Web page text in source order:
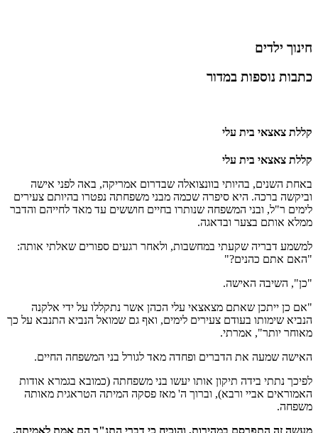
חינוך ילדים
כתבות נוספות במדור
קללת צאצאי בית עלי
קללת צאצאי בית עלי
באחת השנים, בהיותי בוונצואלה שבדרום אמריקה, באה לפני אישה
וביקשה ברכה. היא סיפרה שכמה מבני משפחתה נפטרו בהיותם צעירים
לימים ר"ל, ובני המשפחה שנותרו בחיים חוששים עד מאד לחייהם והדבר
ממלא אותם בצער ובדאגה.
למשמע דבריה שקעתי במחשבות, ולאחר רגעים ספורים שאלתי אותה:
"האם אתם כהנים?"
"כן", השיבה האישה.
"אם כן ייתכן שאתם מצאצאי עלי הכהן אשר נתקללו על ידי אלקנה
הנביא שימותו בעודם צעירים לימים, ואף גם שמואל הנביא התנבא על כך
מאוחר יותר", אמרתי.
האישה שמעה את הדברים ופחדה מאד לגורל בני המשפחה החיים.
לפיכך נתתי בידה תיקון אותו יעשו בני משפחתה (כמובא בגמרא אודות
האמוראים אביי ורבא), וברוך ה' מאז פסקה המיתה הטראגית מאותה
משפחה.